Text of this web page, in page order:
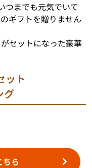
つまでも元気でいて
ギフトを贈りません
セットになった豪華
ット
グ
ら